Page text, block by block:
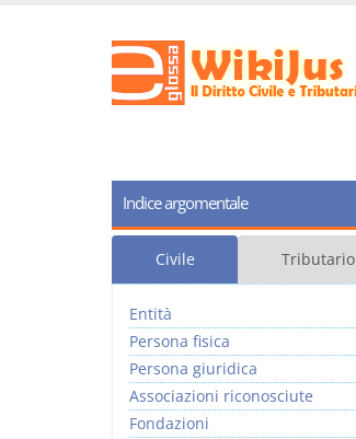
Indice argomentale
Civile Tributario
Entità
Persona fisica
Persona giuridica
Associazioni riconosciute
Fondazioni